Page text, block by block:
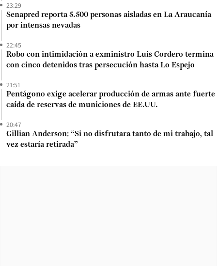
23:29
Senapred reporta 5.500 personas aisladas en La Araucanía
por intensas nevadas
22:45
Robo con intimidación a exministro Luis Cordero termina
con cinco detenidos tras persecución hasta Lo Espejo
21:51
Pentágono exige acelerar producción de armas ante fuerte
caída de reservas de municiones de EE.UU.
20:47
Gillian Anderson: “Si no disfrutara tanto de mi trabajo, tal
vez estaría retirada”